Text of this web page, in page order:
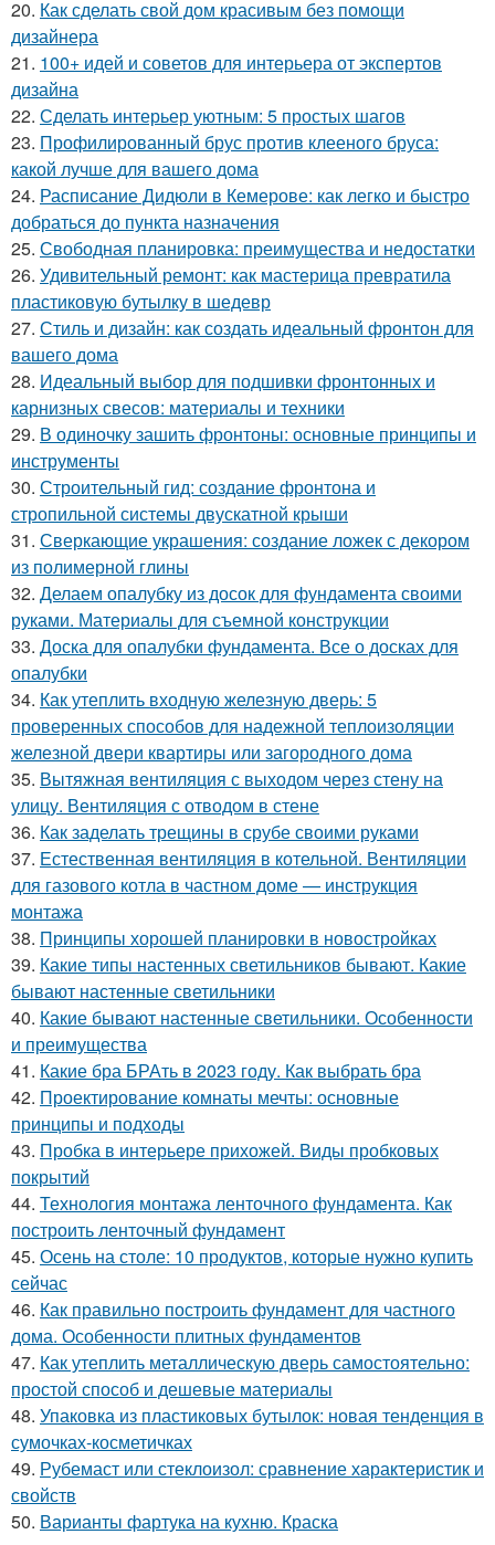
20. Как сделать свой дом красивым без помощи
дизайнера
21. 100+ идей и советов для интерьера от экспертов
дизайна
22. Сделать интерьер уютным: 5 простых шагов
23. Профилированный брус против клееного бруса:
какой лучше для вашего дома
24. Расписание Дидюли в Кемерове: как легко и быстро
добраться до пункта назначения
25. Свободная планировка: преимущества и недостатки
26. Удивительный ремонт: как мастерица превратила
пластиковую бутылку в шедевр
27. Стиль и дизайн: как создать идеальный фронтон для
вашего дома
28. Идеальный выбор для подшивки фронтонных и
карнизных свесов: материалы и техники
29. В одиночку зашить фронтоны: основные принципы и
инструменты
30. Строительный гид: создание фронтона и
стропильной системы двускатной крыши
31. Сверкающие украшения: создание ложек с декором
из полимерной глины
32. Делаем опалубку из досок для фундамента своими
руками. Материалы для съемной конструкции
33. Доска для опалубки фундамента. Все о досках для
опалубки
34. Как утеплить входную железную дверь: 5
проверенных способов для надежной теплоизоляции
железной двери квартиры или загородного дома
35. Вытяжная вентиляция с выходом через стену на
улицу. Вентиляция с отводом в стене
36. Как заделать трещины в срубе своими руками
37. Естественная вентиляция в котельной. Вентиляции
для газового котла в частном доме — инструкция
монтажа
38. Принципы хорошей планировки в новостройках
39. Какие типы настенных светильников бывают. Какие
бывают настенные светильники
40. Какие бывают настенные светильники. Особенности
и преимущества
41. Какие бра БРАть в 2023 году. Как выбрать бра
42. Проектирование комнаты мечты: основные
принципы и подходы
43. Пробка в интерьере прихожей. Виды пробковых
покрытий
44. Технология монтажа ленточного фундамента. Как
построить ленточный фундамент
45. Осень на столе: 10 продуктов, которые нужно купить
сейчас
46. Как правильно построить фундамент для частного
дома. Особенности плитных фундаментов
47. Как утеплить металлическую дверь самостоятельно:
простой способ и дешевые материалы
48. Упаковка из пластиковых бутылок: новая тенденция в
сумочках-косметичках
49. Рубемаст или стеклоизол: сравнение характеристик и
свойств
50. Варианты фартука на кухню. Краска